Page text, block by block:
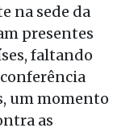
na sede da
presentes
faltando
um momento
as